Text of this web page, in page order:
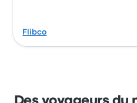
Flibco